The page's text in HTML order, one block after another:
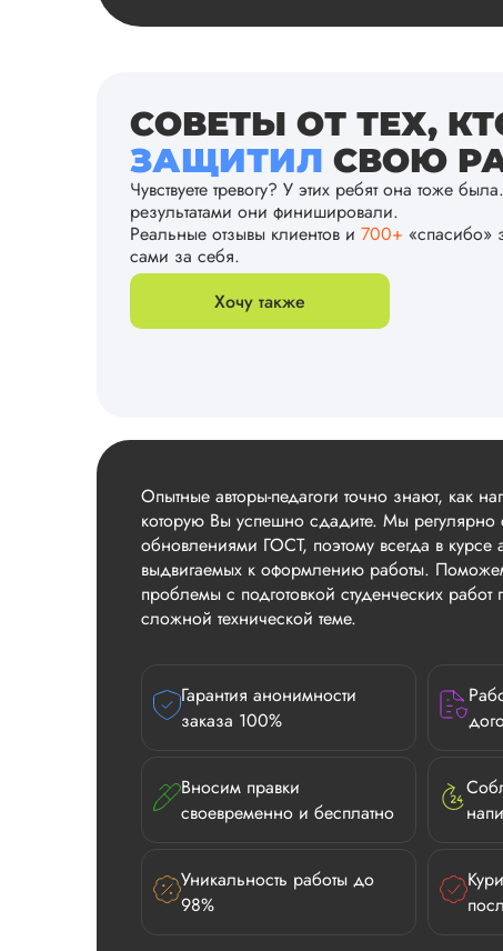
СОВЕТЫ ОТ ТЕХ,
ЗАЩИТИЛ СВОЮ
Чувствуете тревогу? У этих ребят она тоже
результатами они финишировали.
Реальные отзывы клиентов и 700+ «спасибо»
сами за себя.
Хочу также
Опытные авторы-педагоги точно знают, как
которую Вы успешно сдадите. Мы регулярно
обновлениями ГОСТ, поэтому всегда в курсе
выдвигаемых к оформлению работы.
проблемы с подготовкой студенческих
сложной технической теме.
Гарантия анонимности
заказа 100%
Вносим правки
своевременно и бесплатно
Уникальность работы до
98%